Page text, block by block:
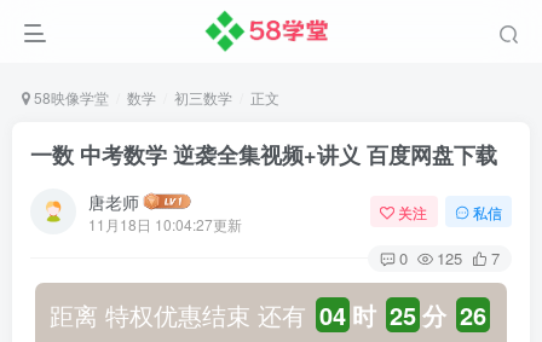
58映像学堂 数学 初三数学 正文
一数 中考数学 逆袭全集视频+讲义 百度网盘下载
唐老师
11月18日 10:04:27更新
关注 私信
0 125 7
距离 特权优惠结束 还有 04 时 25分 25